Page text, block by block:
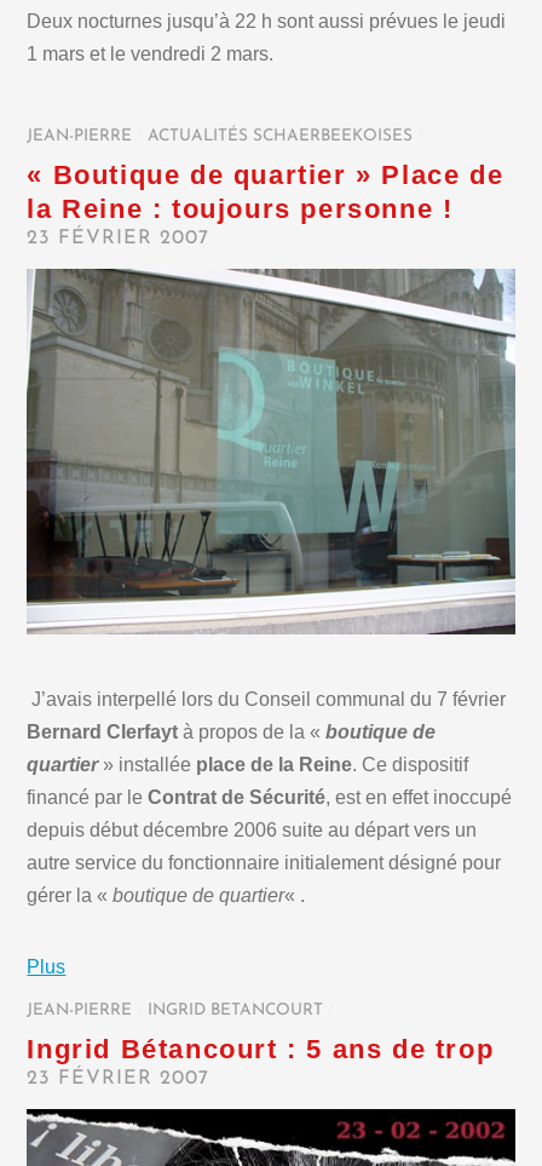
Deux nocturnes jusqu’à 22 h sont aussi prévues le jeudi
1 mars et le vendredi 2 mars.
JEAN-PIERRE ACTUALITÉS SCHAERBEEKOISES
« Boutique de quartier » Place de
la Reine : toujours personne !
23 FÉVRIER 2007
J’avais interpellé lors du Conseil communal du 7 février
Bernard Clerfayt à propos de la «boutique de
quartier» installée place de la Reine. Ce dispositif
financé par leContrat de Sécurité, est en effet inoccupé
depuis début décembre 2006 suite au départ vers un
autre service du fonctionnaire initialement désigné pour
gérer la «boutique de quartier« .
Plus
JEAN-PIERRE INGRID BETANCOURT
Ingrid Bétancourt : 5 ans de trop
23 FÉVRIER 2007